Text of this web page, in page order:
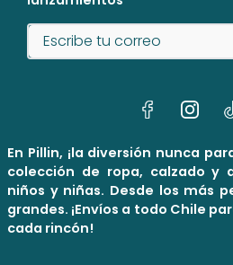
En Pillin, ¡la diversión nunca
colección de ropa, calzado y
niños y niñas. Desde los más
grandes. ¡Envíos a todo Chile
cada rincón!